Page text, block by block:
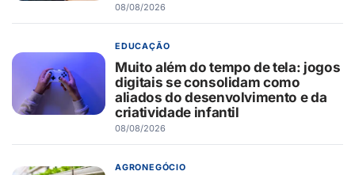
08/08/2026
EDUCAÇÃO
Muito além do tempo de tela: jogos
digitais se consolidam como
aliados do desenvolvimento e da
criatividade infantil
08/08/2026
AGRONEGÓCIO